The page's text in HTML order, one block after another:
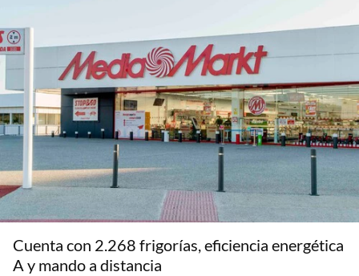
Cuenta con 2.268 frigorías, eficiencia energética
A y mando a distancia